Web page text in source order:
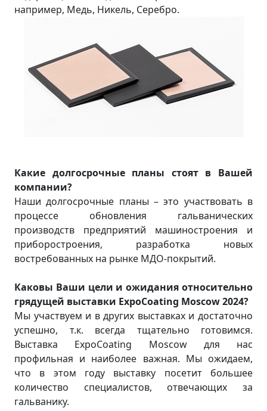
например, Медь, Никель, Серебро.
Какие долгосрочные планы стоят в Вашей
компании?
Наши долгосрочные планы – это участвовать в
процессе обновления гальванических
производств предприятий машиностроения и
приборостроения, разработка новых
востребованных на рынке МДО-покрытий.
Каковы Ваши цели и ожидания относительно
грядущей выставки ExpoCoating Moscow 2024?
Мы участвуем и в других выставках и достаточно
успешно, т.к. всегда тщательно готовимся.
Выставка ExpoCoating Moscow для нас
профильная и наиболее важная. Мы ожидаем,
что в этом году выставку посетит большее
количество специалистов, отвечающих за
гальванику.